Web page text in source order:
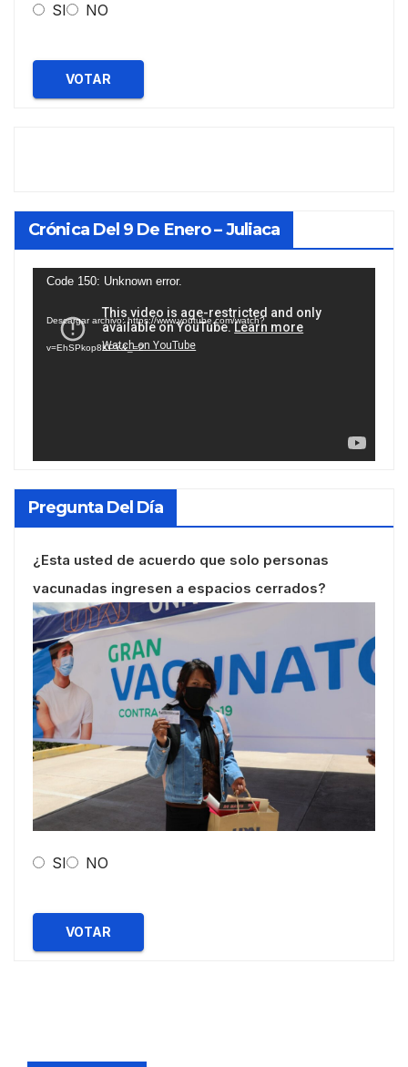
SI NO
VOTAR
Crónica Del 9 De Enero – Juliaca
Reproductor
vídeo
Code 150: Unknown error.
Descargar archivo: https://www.youtube.com/watch?
v=EhSPkop8KPY&_=2
Pregunta Del Día
¿Esta usted de acuerdo que solo personas
vacunadas ingresen a espacios cerrados?
SI NO
VOTAR